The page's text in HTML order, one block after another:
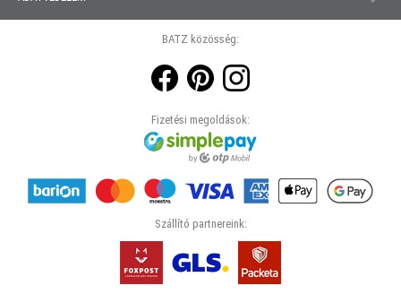
BATZ közösség:
Fizetési megoldások:
Szállító partnereink: